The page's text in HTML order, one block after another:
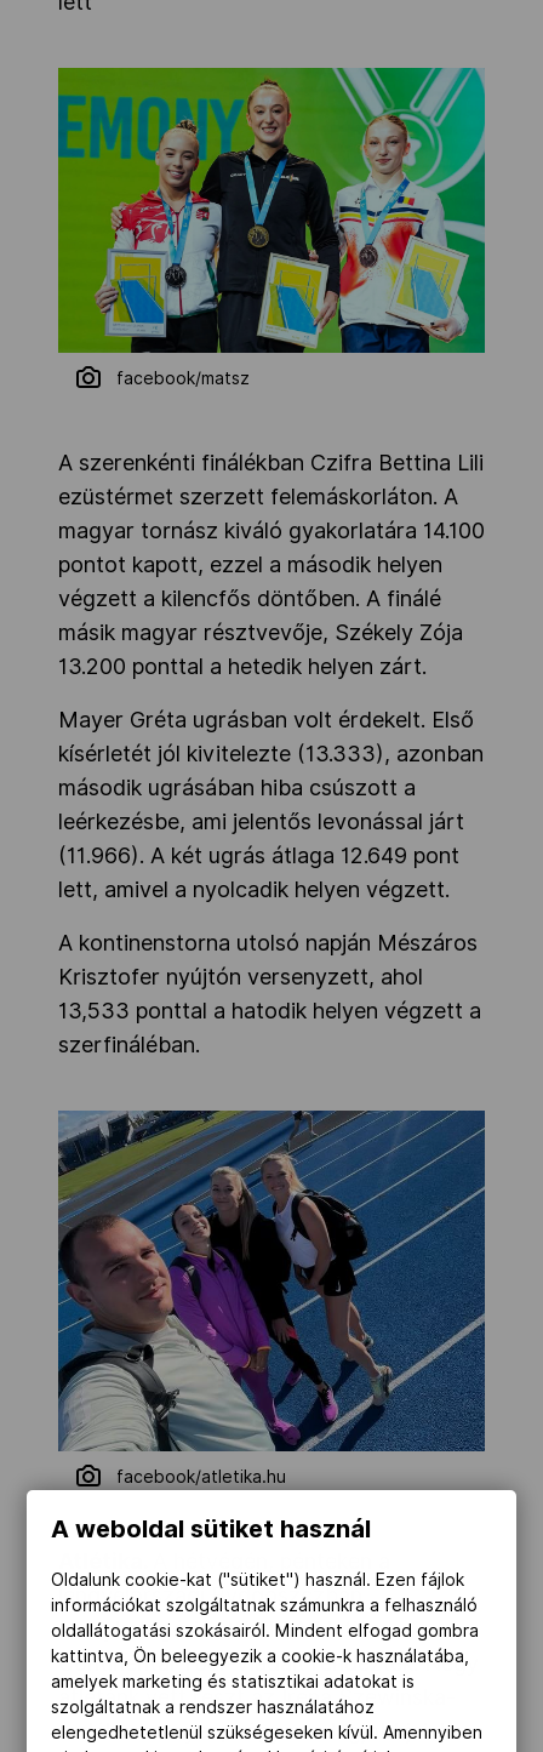
facebook/matsz
A szerenkénti finálékban Czifra Bettina Lili
ezüstérmet szerzett felemáskorláton. A
magyar tornász kiváló gyakorlatára 14.100
pontot kapott, ezzel a második helyen
végzett a kilencfős döntőben. A finálé
másik magyar résztvevője, Székely Zója
13.200 ponttal a hetedik helyen zárt.
Mayer Gréta ugrásban volt érdekelt. Első
kísérletét jól kivitelezte (13.333), azonban
második ugrásában hiba csúszott a
leérkezésbe, ami jelentős levonással járt
(11.966). A két ugrás átlaga 12.649 pont
lett, amivel a nyolcadik helyen végzett.
A kontinenstorna utolsó napján Mészáros
Krisztofer nyújtón versenyzett, ahol
13,533 ponttal a hatodik helyen végzett a
szerfináléban.
facebook/atletika.hu
lengyelországi Bydgoszczban
aranykategóriás World Athletics
Continental Tour-viadalt rendeztek. Négy
atlétánk vett részt az Irena Szewinska-
emlékversenyen, négyen a legjobbjaink
A weboldal sütiket használ
Oldalunk cookie-kat ("sütiket") használ. Ezen fájlok
információkat szolgáltatnak számunkra a felhasználó
oldallátogatási szokásairól. Mindent elfogad gombra
kattintva, Ön beleegyezik a cookie-k használatába,
amelyek marketing és statisztikai adatokat is
szolgáltatnak a rendszer használatához
elengedhetetlenül szükségeseken kívül. Amennyiben